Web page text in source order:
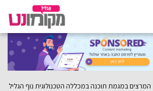
המרצים במגמת תוכנה במכללה הטכנולוגית נוף הגליל